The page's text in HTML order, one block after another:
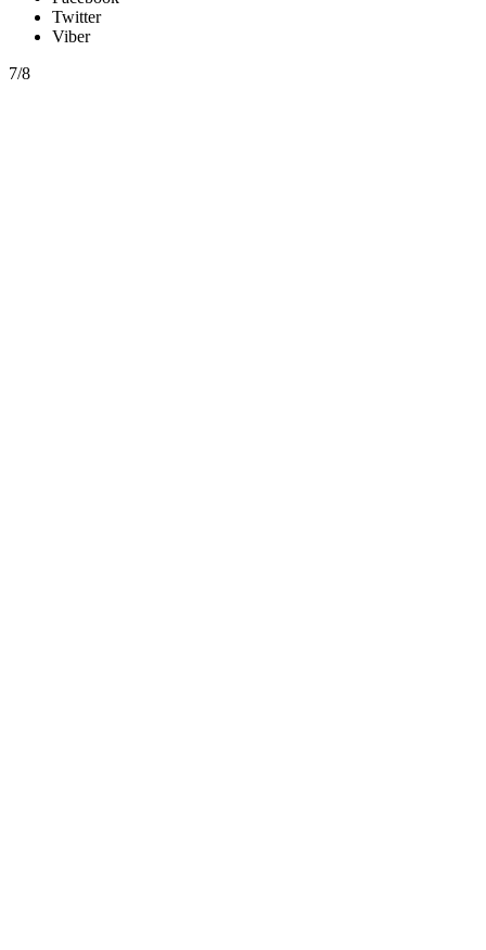
Twitter
Viber
7/8